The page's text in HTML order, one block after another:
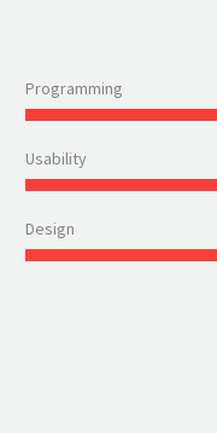
Programming
Usability
Design